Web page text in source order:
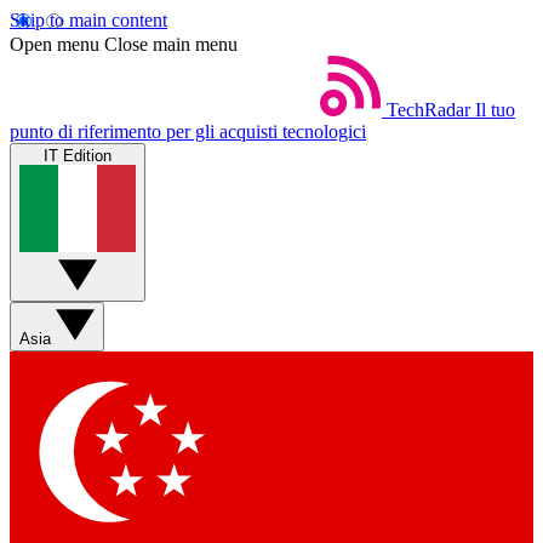
Skip to main content
Open menu Close main menu
TechRadar Il tuo
punto di riferimento per gli acquisti tecnologici
IT Edition
Asia